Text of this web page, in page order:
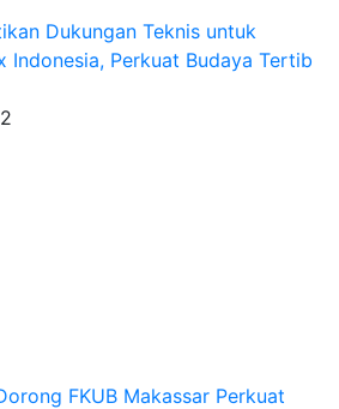
Dukungan Teknis untuk
Indonesia, Perkuat Budaya Tertib
FKUB Makassar Perkuat